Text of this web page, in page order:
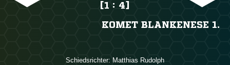
[1 : 4]
KOMET BLANKENESE 1.
Schiedsrichter:  